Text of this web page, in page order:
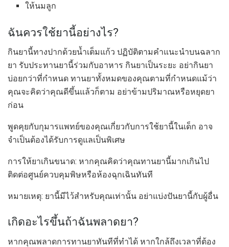
ให้นมลูก
ฉันควรใช้ยานี้อย่างไร?
กินยานี้ทางปากด้วยน้ำเต็มแก้ว ปฏิบัติตามคำแนะนำบนฉลาก
ยา รับประทานยานี้ร่วมกับอาหาร กินยาเป็นระยะ อย่ากินยา
บ่อยกว่าที่กำหนด ทานยาทั้งหมดของคุณตามที่กำหนดแม้ว่า
คุณจะคิดว่าคุณดีขึ้นแล้วก็ตาม อย่าข้ามปริมาณหรือหยุดยา
ก่อน
พูดคุยกับกุมารแพทย์ของคุณเกี่ยวกับการใช้ยานี้ในเด็ก อาจ
จำเป็นต้องได้รับการดูแลเป็นพิเศษ
การให้ยาเกินขนาด: หากคุณคิดว่าคุณทานยานี้มากเกินไป
ติดต่อศูนย์ควบคุมพิษหรือห้องฉุกเฉินทันที
หมายเหตุ: ยานี้มีไว้สำหรับคุณเท่านั้น อย่าแบ่งปันยานี้กับผู้อื่น
เกิดอะไรขึ้นถ้าฉันพลาดยา?
หากคุณพลาดการทานยาทันทีที่ทำได้ หากใกล้ถึงเวลาที่ต้อง